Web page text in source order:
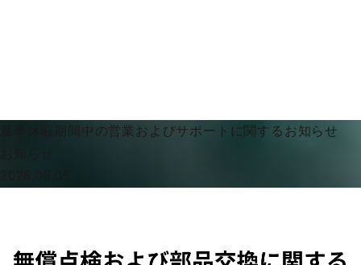
夏季休暇期間中の営業およびサポートに関するお知らせ